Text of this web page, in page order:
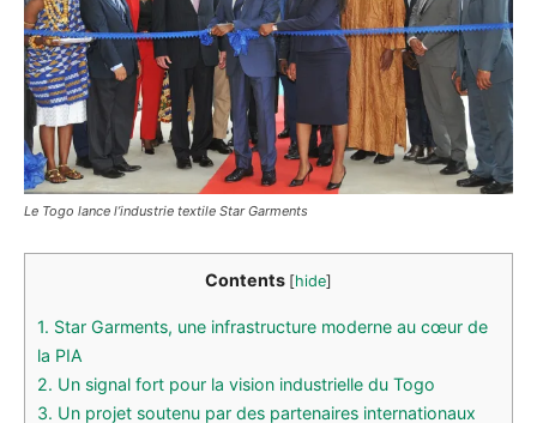
Le Togo lance l’industrie textile Star Garments
Contents [hide]
1. Star Garments, une infrastructure moderne au cœur de
la PIA
2. Un signal fort pour la vision industrielle du Togo
3. Un projet soutenu par des partenaires internationaux